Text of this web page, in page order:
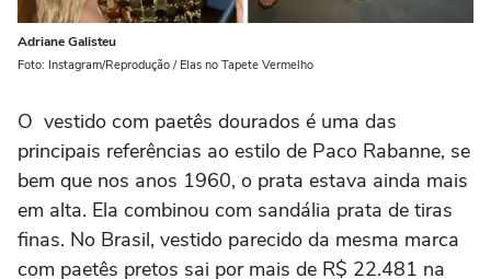
Adriane Galisteu
Foto: Instagram/Reprodução / Elas no Tapete Vermelho
O vestido com paetês dourados é uma das
principais referências ao estilo de Paco Rabanne, se
bem que nos anos 1960, o prata estava ainda mais
em alta. Ela combinou com sandália prata de tiras
finas. No Brasil, vestido parecido da mesma marca
com paetês pretos sai por mais de R$ 22.481 na